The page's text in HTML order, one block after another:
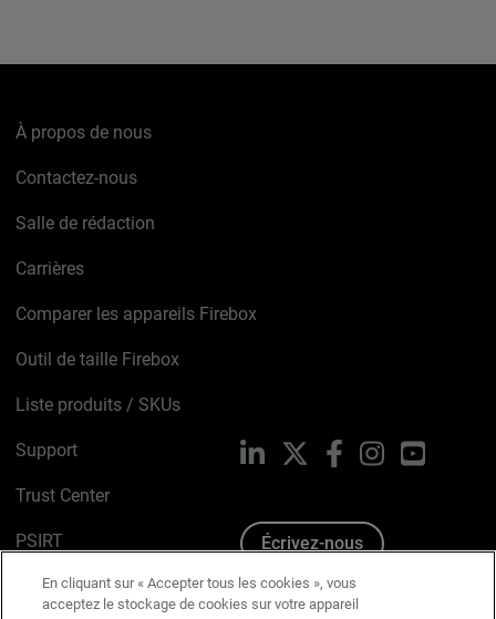
À propos de nous
Contactez-nous
Salle de rédaction
Carrières
Comparer les appareils Firebox
Outil de taille Firebox
Liste produits / SKUs
Support
Trust Center
PSIRT
Avis sur les cookies
LinkedIn FacebookInstagramYouTube
Écrivez-nous
En cliquant sur « Accepter tous les cookies », vous
acceptez le stockage de cookies sur votre appareil